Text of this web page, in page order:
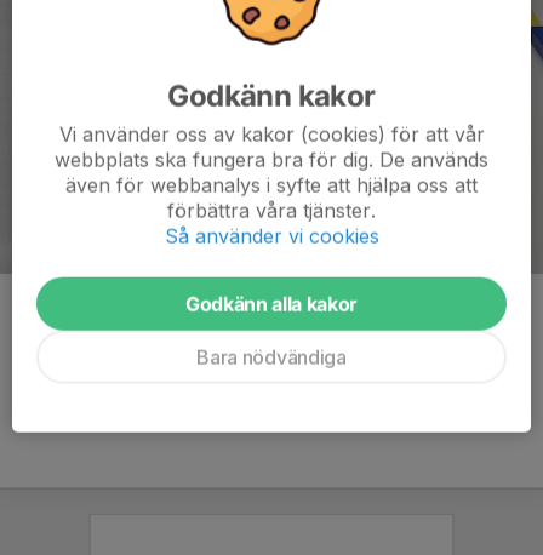
Kommentarer
Godkänn kakor
Vi använder oss av kakor (cookies) för att vår
webbplats ska fungera bra för dig. De används
även för webbanalys i syfte att hjälpa oss att
förbättra våra tjänster.
Så använder vi cookies
Godkänn alla kakor
Bara nödvändiga